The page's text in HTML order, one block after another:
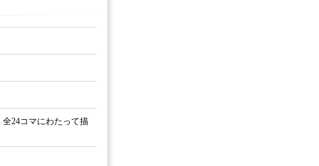
24コマにわたって描